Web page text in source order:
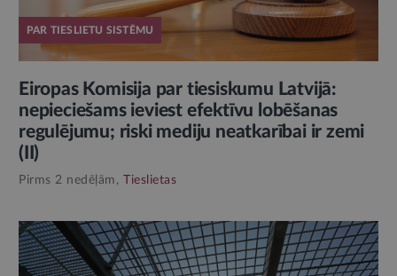
PAR TIESLIETU SISTĒMU
Eiropas Komisija par tiesiskumu Latvijā:
nepieciešams ieviest efektīvu lobēšanas
regulējumu; riski mediju neatkarībai ir zemi
(II)
Pirms 2 nedēļām, Tieslietas